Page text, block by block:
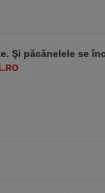
Şi păcănelele se